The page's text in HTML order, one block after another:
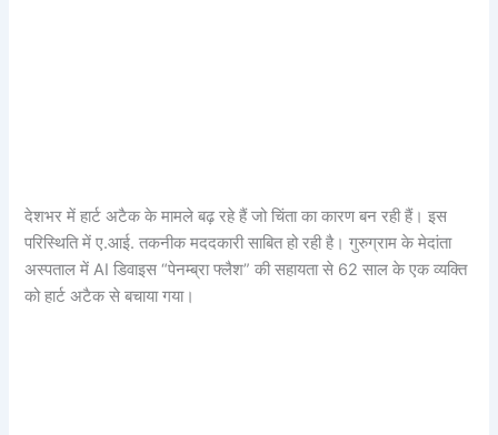
देशभर में हार्ट अटैक के मामले बढ़ रहे हैं जो चिंता का कारण बन रही हैं। इस
परिस्थिति में ए.आई. तकनीक मददकारी साबित हो रही है। गुरुग्राम के मेदांता
अस्पताल में AI डिवाइस “पेनम्ब्रा फ्लैश” की सहायता से 62 साल के एक व्यक्ति
को हार्ट अटैक से बचाया गया।